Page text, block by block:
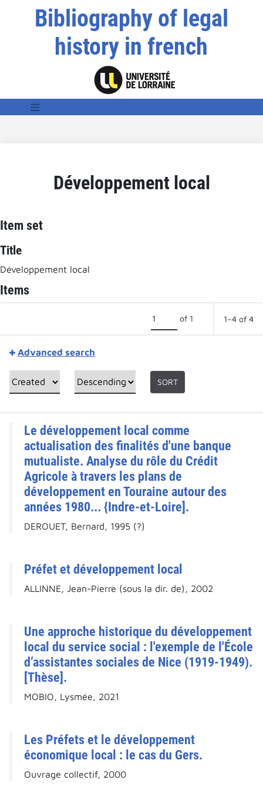
Bibliography of legal
history in french
Développement local
Item set
Title
Développement local
Items
of 1 1–4 of 4
Advanced search
SORT
Le développement local comme
actualisation des finalités d'une banque
mutualiste. Analyse du rôle du Crédit
Agricole à travers les plans de
développement en Touraine autour des
années 1980... {Indre-et-Loire].
DEROUET, Bernard, 1995 (?)
Préfet et développement local
ALLINNE, Jean-Pierre (sous la dir. de), 2002
Une approche historique du développement
local du service social : l'exemple de l'École
d’assistantes sociales de Nice (1919-1949).
[Thèse].
MOBIO, Lysmée, 2021
Les Préfets et le développement
économique local : le cas du Gers.
Ouvrage collectif, 2000